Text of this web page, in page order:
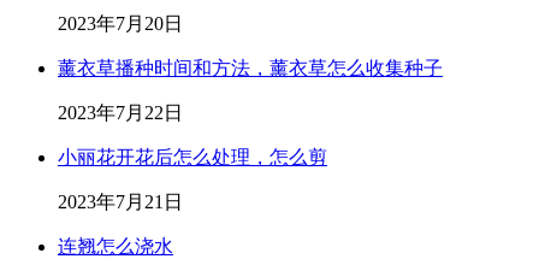
2023年7月20日
薰衣草播种时间和方法，薰衣草怎么收集种子
2023年7月22日
小丽花开花后怎么处理，怎么剪
2023年7月21日
连翘怎么浇水